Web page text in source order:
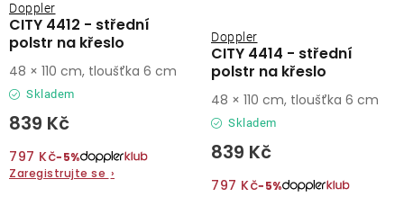
CITY 4412 - střední
polstr na křeslo
Doppler
Skladem
839 Kč
797 Kč−5%
Zaregistrujte se ›
48 × 110 cm, tloušťka 6 cm
CITY 4414 - střední
polstr na křeslo
Doppler
Skladem
839 Kč
797 Kč−5%
48 × 110 cm, tloušťka 6 cm